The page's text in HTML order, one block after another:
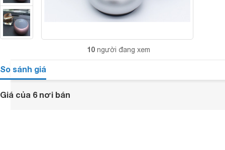
10 người đang xem
So sánh giá
Giá của 6 nơi bán